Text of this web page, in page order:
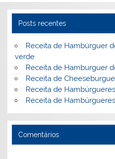
o
k
Posts recentes
Receita de Hambúrguer
verde
Receita de Hamburguer
Receita de
Receita de
Receita de
Comentários